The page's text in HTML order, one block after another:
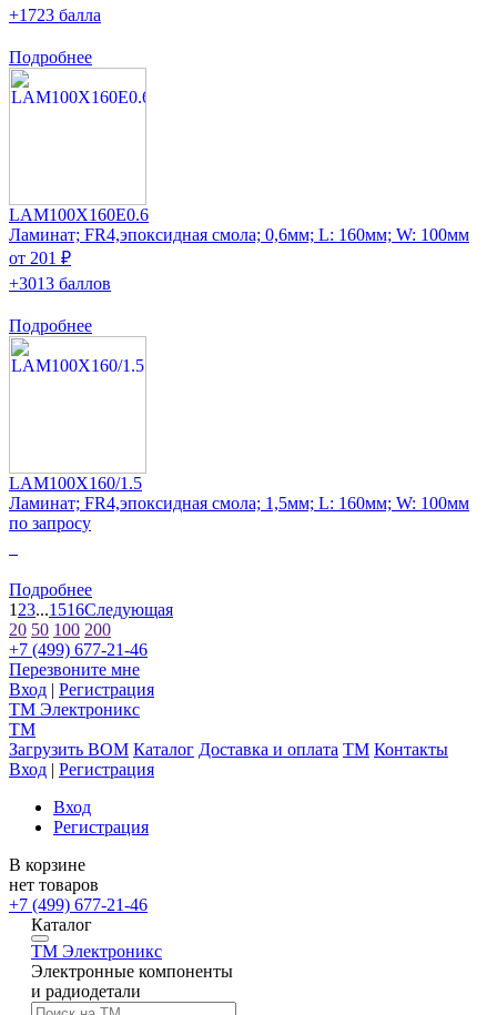
+1723 балла
Подробнее
LAM100X160E0.6
Ламинат; FR4,эпоксидная смола; 0,6мм; L: 160мм; W: 100мм
от 201 ₽
+3013 баллов
Подробнее
LAM100X160/1.5
Ламинат; FR4,эпоксидная смола; 1,5мм; L: 160мм; W: 100мм
по запросу
Подробнее
1 23...1516Следующая
20 50 100 200
+7 (499) 677-21-46
Перезвоните мне
Вход | Регистрация
TM Электроникс
TM
Загрузить BOM Каталог Доставка и оплата TM Контакты
Вход | Регистрация
Вход
Регистрация
В корзине
нет товаров
+7 (499) 677-21-46
Каталог
TM Электроникс
Электронные компоненты
и радиодетали